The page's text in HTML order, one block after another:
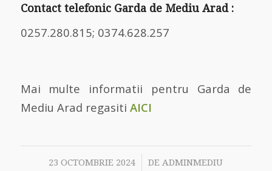
Contact telefonic Garda de Mediu Arad :
0257.280.815; 0374.628.257
Mai multe informatii pentru Garda de
Mediu Arad regasiti AICI
23 OCTOMBRIE 2024
/ DEADMINMEDIU